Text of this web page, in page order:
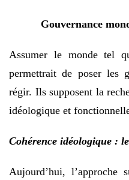
Gouvernance
Assumer le monde tel
permettrait de poser les
régir. Ils supposent la
idéologique et
Cohérence idéologique :
Aujourd’hui, l’approche